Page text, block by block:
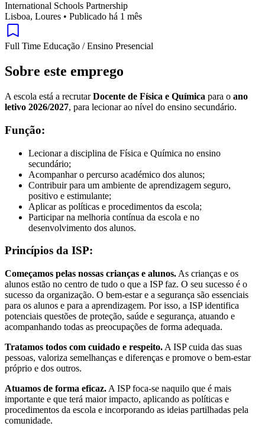
International Schools Partnership
Lisboa, Loures • Publicado há 1 mês
Full Time Educação / Ensino Presencial
Sobre este emprego
A escola está a recrutarDocente de Física e Química para o ano
letivo 2026/2027, para lecionar ao nível do ensino secundário.
Função:
Lecionar a disciplina de Física e Química no ensino
secundário;
Acompanhar o percurso académico dos alunos;
Contribuir para um ambiente de aprendizagem seguro,
positivo e estimulante;
Aplicar as políticas e procedimentos da escola;
Participar na melhoria contínua da escola e no
desenvolvimento dos alunos.
Princípios da ISP:
Começamos pelas nossas crianças e alunos. As crianças e os
alunos estão no centro de tudo o que a ISP faz. O seu sucesso é o
sucesso da organização. O bem-estar e a segurança são essenciais
para os alunos e para a aprendizagem. Por isso, a ISP identifica
potenciais questões de proteção, saúde e segurança, atuando e
acompanhando todas as preocupações de forma adequada.
Tratamos todos com cuidado e respeito. A ISP cuida das suas
pessoas, valoriza semelhanças e diferenças e promove o bem-estar
próprio e dos outros.
Atuamos de forma eficaz. A ISP foca-se naquilo que é mais
importante e que terá maior impacto, aplicando as políticas e
procedimentos da escola e incorporando as ideias partilhadas pela
comunidade.